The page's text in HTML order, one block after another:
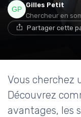
Gilles Petit
Chercheur en
Partager cette
Vous cherchez
Découvrez
avantages, les
* En rejoignant